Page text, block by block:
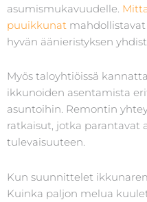
asumismukavuudelle.
puuikkunat
hyvän äänieristyksen
Myös taloyhtiöissä
ikkunoiden asentamista
asuntoihin. Remontin
ratkaisut, jotka
tulevaisuuteen.
Kun suunnittelet
Kuinka paljon melua